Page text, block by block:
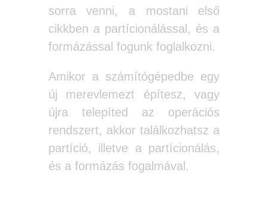
sorra venni, a mostani első
cikkben a partícionálással, és a
formázással fogunk foglalkozni.
Amikor a számítógépedbe egy
új merevlemezt építesz, vagy
újra telepíted az operációs
rendszert, akkor találkozhatsz a
partíció, illetve a partícionálás,
és a formázás fogalmával.